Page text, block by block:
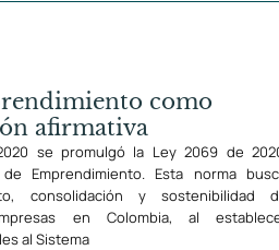
como
afirmativa
se promulgó la Ley 2069 de
Emprendimiento. Esta norma
consolidación y sostenibilidad
en Colombia, al
al Sistema